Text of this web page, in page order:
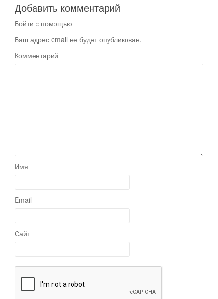
Добавить комментарий
Войти с помощью:
Ваш адрес email не будет опубликован.
Комментарий
Имя
Email
Сайт